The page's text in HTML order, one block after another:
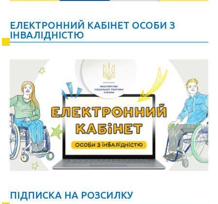
ЕЛЕКТРОННИЙ КАБІНЕТ ОСОБИ З
ІНВАЛІДНІСТЮ
ПІДПИСКА НА РОЗСИЛКУ